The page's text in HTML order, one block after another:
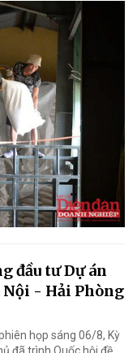
đầu tư Dự án
Nội - Hải Phòng
họp sáng 06/8, Kỳ